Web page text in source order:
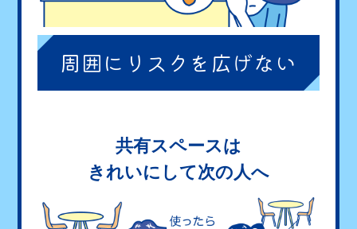
周囲にリスクを 広げない
共有スペースは
きれいにして次の人へ